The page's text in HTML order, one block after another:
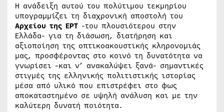
Η ανάδειξη αυτού του πολύτιμου τεκμηρίου
υπογραμμίζει τη διαχρονική αποστολή του
Αρχείου της ΕΡΤ -του πλουσιότερου στην
Ελλάδα- για τη διάσωση, διατήρηση και
αξιοποίηση της οπτικοακουστικής κληρονομιάς
μας, προσφέροντας στο κοινό τη δυνατότητα να
γνωρίσει -και ν’ ανακαλύψει ξανά- σημαντικές
στιγμές της ελληνικής πολιτιστικής ιστορίας
μέσα από υλικό που επιστρέφει στο φως
αποκαταστημένο σε υψηλή ανάλυση και με την
καλύτερη δυνατή ποιότητα.